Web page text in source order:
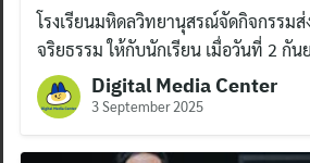
โรงเรียนมหิดลวิทยานุสรณ์จัดกิจกรรม
จริยธรรม ให้กับนักเรียน เมื่อวันที่ 2 กั
Digital Media Center
3 September 2025